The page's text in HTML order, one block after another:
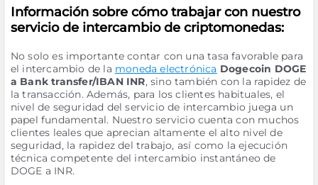
Información sobre cómo trabajar con nuestro
servicio de intercambio de criptomonedas:
No solo es importante contar con una tasa favorable para
el intercambio de la moneda electrónica Dogecoin DOGE
a Bank transfer/IBAN INR, sino también con la rapidez de
la transacción. Además, para los clientes habituales, el
nivel de seguridad del servicio de intercambio juega un
papel fundamental. Nuestro servicio cuenta con muchos
clientes leales que aprecian altamente el alto nivel de
seguridad, la rapidez del trabajo, así como la ejecución
técnica competente del intercambio instantáneo de
DOGE a INR.